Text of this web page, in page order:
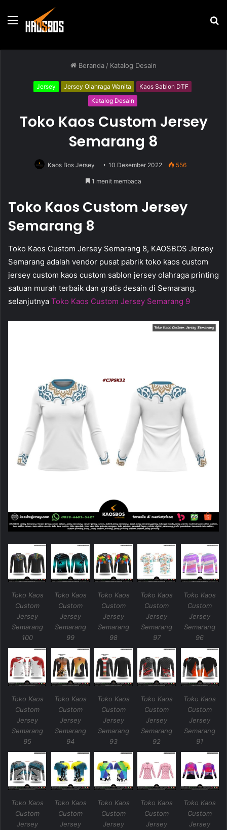
Menu
Beranda / Katalog Desain
Jersey Jersey Olahraga Wanita
Kaos Sablon DTF
Katalog Desain
Toko Kaos Custom Jersey
Semarang 8
Kaos Bos Jersey 10 Desember 2022 556
1 menit membaca
Toko Kaos Custom Jersey
Semarang 8
Toko Kaos Custom Jersey Semarang 8, KAOSBOS Jersey
Semarang adalah vendor pusat pabrik toko kaos custom
jersey custom kaos custom sablon jersey olahraga printing
satuan murah terbaik dan gratis desain di Semarang.
selanjutnya Toko Kaos Custom Jersey Semarang 9
Toko Kaos
Custom
Jersey
Semarang
100
Toko Kaos
Custom
Jersey
Semarang
99
Toko Kaos
Custom
Jersey
Semarang
98
Toko Kaos
Custom
Jersey
Semarang
97
Toko Kaos
Custom
Jersey
Semarang
96
Toko Kaos
Custom
Jersey
Semarang
95
Toko Kaos
Custom
Jersey
Semarang
94
Toko Kaos
Custom
Jersey
Semarang
93
Toko Kaos
Custom
Jersey
Semarang
92
Toko Kaos
Custom
Jersey
Semarang
91
Toko Kaos
Custom
Jersey
Toko Kaos
Custom
Jersey
Toko Kaos
Custom
Jersey
Toko Kaos
Custom
Jersey
Toko Kaos
Custom
Jersey